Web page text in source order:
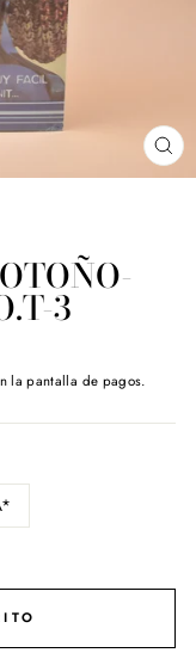
3
la pantalla de pagos.